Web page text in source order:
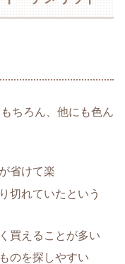
ちろん、他にも色ん
省けて楽
切れていたという
買えることが多い
のを探しやすい